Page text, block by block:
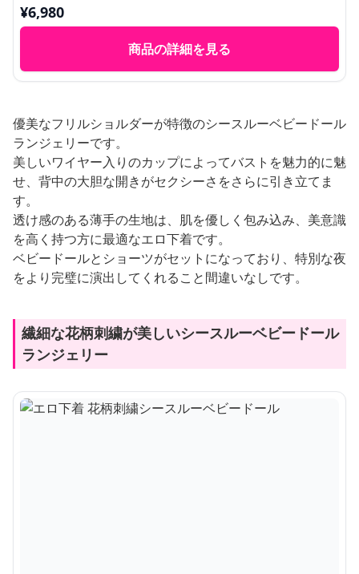
¥6,980
商品の詳細を見る
優美なフリルショルダーが特徴のシースルーベビードール
ランジェリーです。
美しいワイヤー入りのカップによってバストを魅力的に魅
せ、背中の大胆な開きがセクシーさをさらに引き立てま
す。
透け感のある薄手の生地は、肌を優しく包み込み、美意識
を高く持つ方に最適なエロ下着です。
ベビードールとショーツがセットになっており、特別な夜
をより完璧に演出してくれること間違いなしです。
繊細な花柄刺繍が美しいシースルーベビードール
ランジェリー